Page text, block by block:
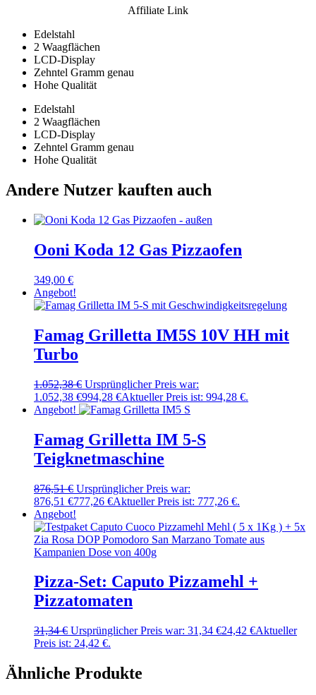
Affiliate Link
Edelstahl
2 Waagflächen
LCD-Display
Zehntel Gramm genau
Hohe Qualität
Edelstahl
2 Waagflächen
LCD-Display
Zehntel Gramm genau
Hohe Qualität
Andere Nutzer kauften auch
Ooni Koda 12 Gas Pizzaofen
349,00 €
Angebot!
Famag Grilletta IM5S 10V HH mit
Turbo
1.052,38€ Ursprünglicher Preis war:
1.052,38 €994,28 €Aktueller Preis ist: 994,28 €.
Angebot!
Famag Grilletta IM 5-S
Teigknetmaschine
876,51€ Ursprünglicher Preis war:
876,51 €777,26 €Aktueller Preis ist: 777,26 €.
Angebot!
Pizza-Set: Caputo Pizzamehl +
Pizzatomaten
31,34€ Ursprünglicher Preis war: 31,34 €24,42 €Aktueller
Preis ist: 24,42 €.
Ähnliche Produkte